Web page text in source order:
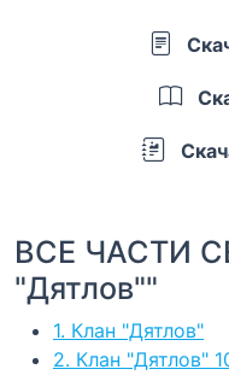
ВСЕ ЧАСТИ
"Дятлов""
1. Клан "Дятлов"
2. Клан "Дятлов"